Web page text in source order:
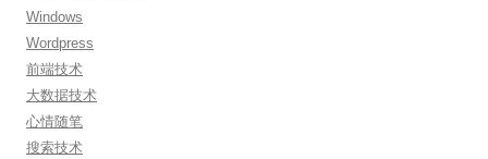
Windows
Wordpress
前端技术
大数据技术
心情随笔
搜索技术